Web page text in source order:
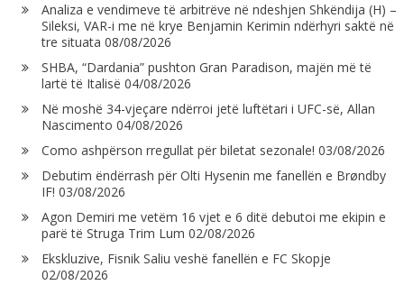
Analiza e vendimeve të arbitrëve në ndeshjen Shkëndija (H) –
Sileksi, VAR-i me në krye Benjamin Kerimin ndërhyri saktë në
tre situata 08/08/2026
SHBA, “Dardania” pushton Gran Paradison, majën më të
lartë të Italisë 04/08/2026
Në moshë 34-vjeçare ndërroi jetë luftëtari i UFC-së, Allan
Nascimento 04/08/2026
Como ashpërson rregullat për biletat sezonale! 03/08/2026
Debutim ëndërrash për Olti Hysenin me fanellën e Brøndby
IF! 03/08/2026
Agon Demiri me vetëm 16 vjet e 6 ditë debutoi me ekipin e
parë të Struga Trim Lum 02/08/2026
Ekskluzive, Fisnik Saliu veshë fanellën e FC Skopje
02/08/2026